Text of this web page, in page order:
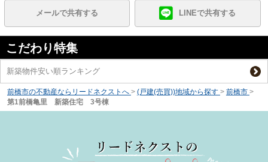
メールで共有する LINEで共有する
こだわり特集
新築物件安い順ランキング
前橋市の不動産ならリードネクストへ > (戸建(売買))地域から探す > 前橋市 >
第1前橋亀里 新築住宅 3号棟